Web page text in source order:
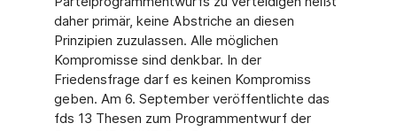
daher primär, keine Abstriche an diesen
Prinzipien zuzulassen. Alle möglichen
Kompromisse sind denkbar. In der
Friedensfrage darf es keinen Kompromiss
geben. Am 6. September veröffentlichte das
fds 13 Thesen zum Programmentwurf der